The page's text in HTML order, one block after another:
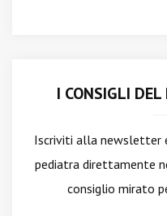
I CONSIGLI
Iscriviti alla newsletter
pediatra direttamente
consiglio mirato